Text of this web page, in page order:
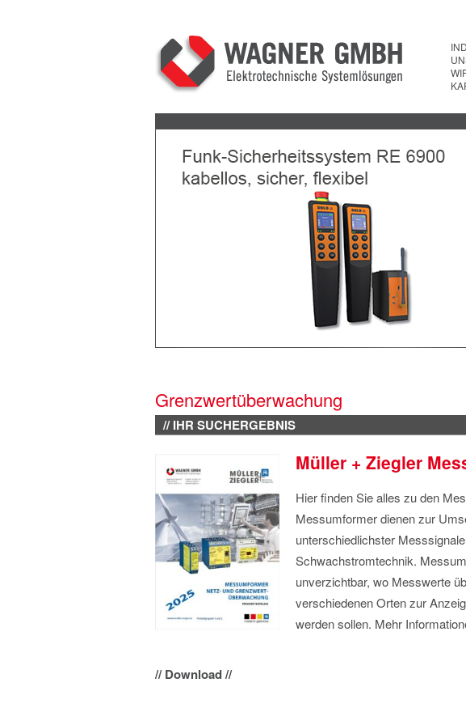
Next
Grenzwertüberwachung
// IHR SUCHERGEBNIS
Müller + Ziegler
Hier finden Sie alles zu den
Messumformer dienen zur
unterschiedlichster
Schwachstromtechnik.
unverzichtbar, wo Messwerte
verschiedenen Orten zur
werden sollen. Mehr
// Download //